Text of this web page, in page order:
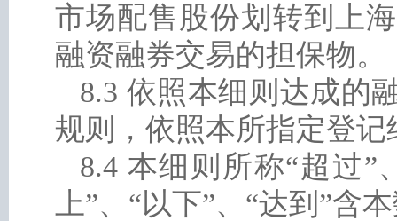
市场配售股份划转到上
融资融券交易的担保物。
8.3 依照本细则达成的
规则，依照本所指定登
8.4 本细则所称“超过”
上”、“以下”、“达到”含